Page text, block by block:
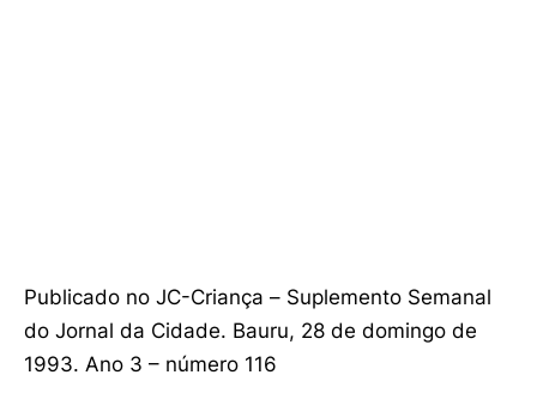
Publicado no JC-Criança – Suplemento Semanal
do Jornal da Cidade. Bauru, 28 de domingo de
1993. Ano 3 – número 116